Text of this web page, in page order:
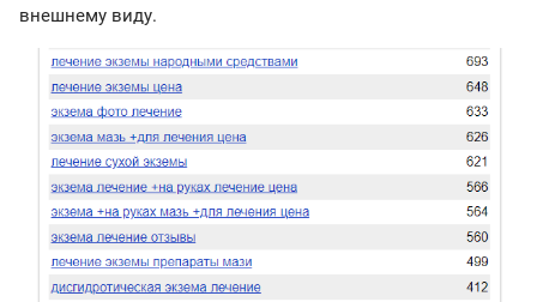
внешнему виду.